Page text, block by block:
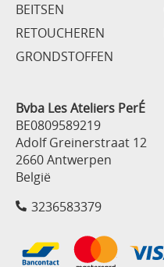
BEITSEN
RETOUCHEREN
GRONDSTOFFEN
Bvba Les Ateliers PerÉ
BE0809589219
Adolf Greinerstraat 12
2660 Antwerpen
België
3236583379